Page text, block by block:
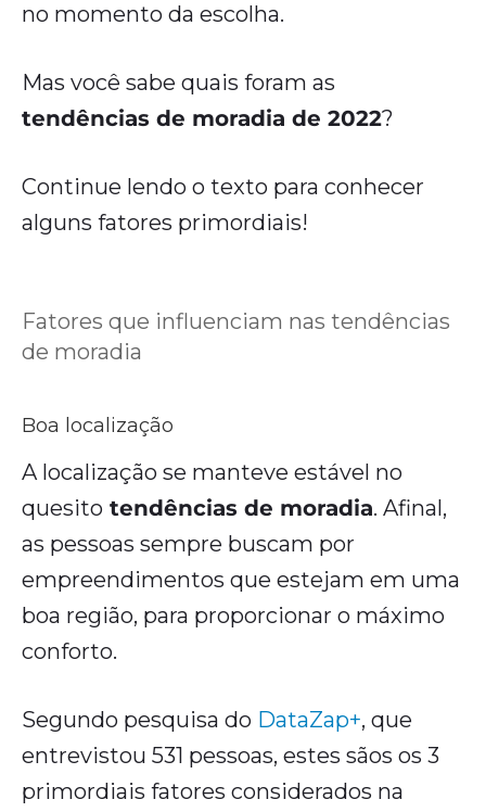
no momento da escolha.
Mas você sabe quais foram as
tendências de moradia de 2022?
Continue lendo o texto para conhecer
alguns fatores primordiais!
Fatores que influenciam nas tendências
de moradia
Boa localização
A localização se manteve estável no
quesito tendências de moradia. Afinal,
as pessoas sempre buscam por
empreendimentos que estejam em uma
boa região, para proporcionar o máximo
conforto.
Segundo pesquisa do DataZap+, que
entrevistou 531 pessoas, estes sãos os 3
primordiais fatores considerados na